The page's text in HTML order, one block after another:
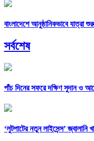
বাংলাদেশে আনুষ্ঠানিকভাবে
সর্বশেষ
পাঁচ দিনের সফরে দক্ষিণ সুদান ও
‘লুটপাটের নতুন লাইসেন্স’ জ্বালানি